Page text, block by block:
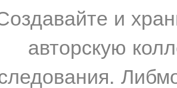
и
авторскую